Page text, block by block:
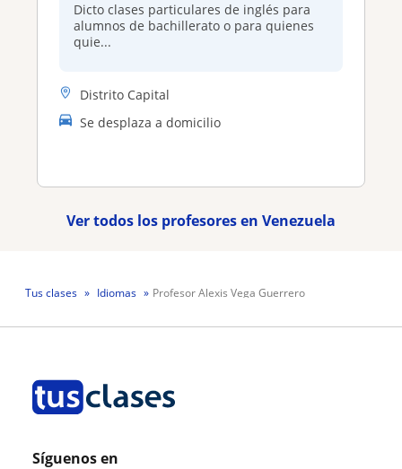
Dicto clases particulares de inglés para
alumnos de bachillerato o para quienes
quie...
Distrito Capital
Se desplaza a domicilio
Ver todos los profesores en Venezuela
Tus clases Idiomas Profesor Alexis Vega Guerrero
Síguenos en